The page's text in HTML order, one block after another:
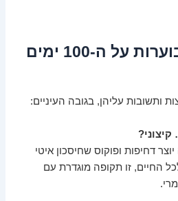
רגע, יש שאלות בוערות על ה-100 ימים
ותשובות עליהן, בגובה העיניים:
דחיפות ופוקוס שחיסכון איטי
החיים, זו תקופה מוגדרת עם